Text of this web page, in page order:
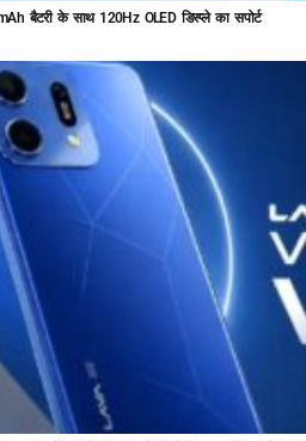
बैटरी के साथ 120Hz OLED डिस्प्ले का सपोर्ट